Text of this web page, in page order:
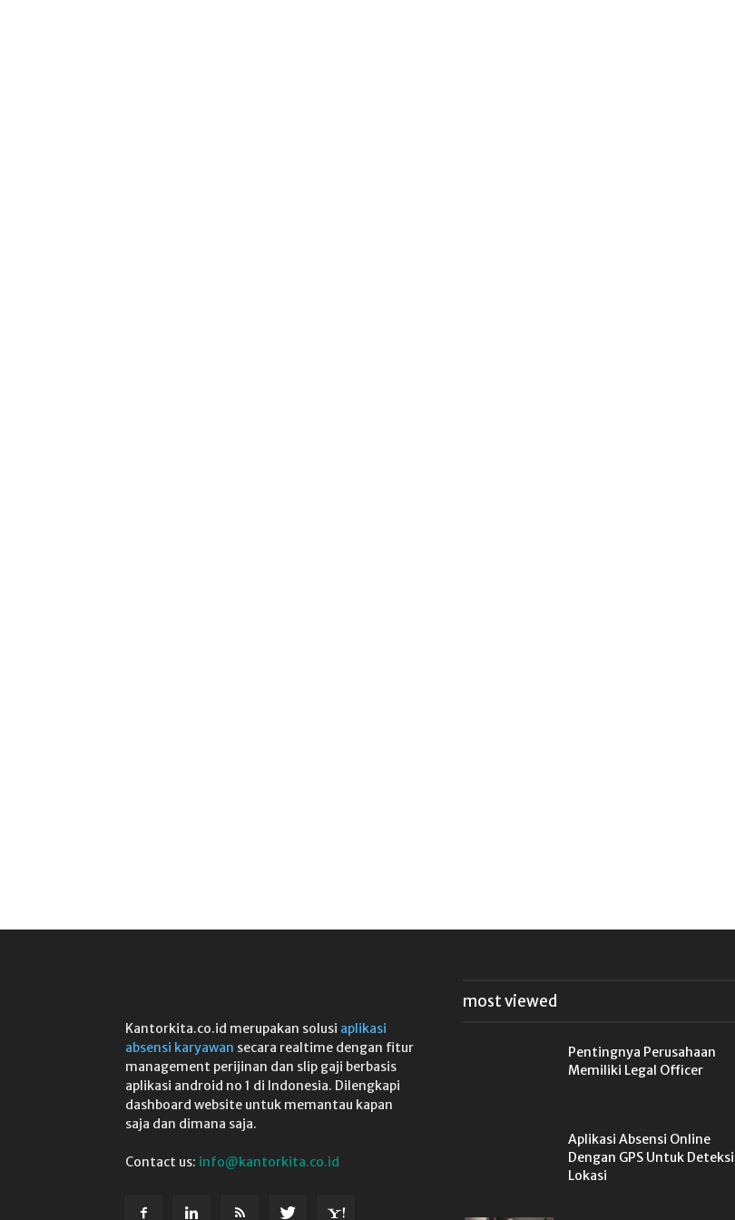
Kantorkita.co.id merupakan solusi aplikasi
absensi karyawan secara realtime dengan fitur
management perijinan dan slip gaji berbasis
aplikasi android no 1 di Indonesia. Dilengkapi
dashboard website untuk memantau kapan
saja dan dimana saja.
Contact us: info@kantorkita.co.id
most viewed
Pentingnya Perusahaan
Memiliki Legal Officer
Aplikasi Absensi Online
Dengan GPS Untuk Deteksi
Lokasi